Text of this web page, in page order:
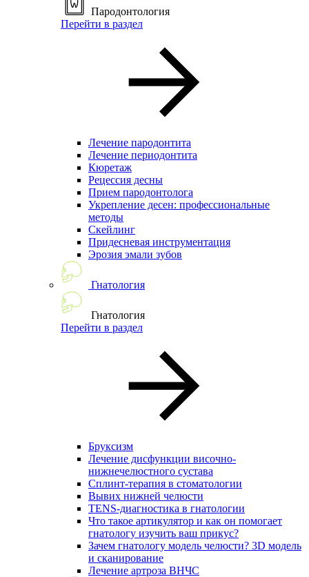
Пародонтология
Перейти в раздел
Лечение пародонтита
Лечение периодонтита
Кюретаж
Рецессия десны
Прием пародонтолога
Укрепление десен: профессиональные
методы
Скейлинг
Придесневая инструментация
Эрозия эмали зубов
Гнатология
Гнатология
Перейти в раздел
Бруксизм
Лечение дисфункции височно-
нижнечелюстного сустава
Сплинт-терапия в стоматологии
Вывих нижней челюсти
TENS-диагностика в гнатологии
Что такое артикулятор и как он помогает
гнатологу изучить ваш прикус?
Зачем гнатологу модель челюсти? 3D модель
и сканирование
Лечение артроза ВНЧС